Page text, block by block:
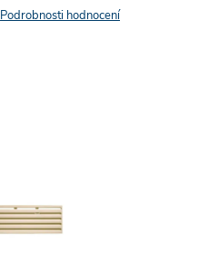
Podrobnosti hodnocení